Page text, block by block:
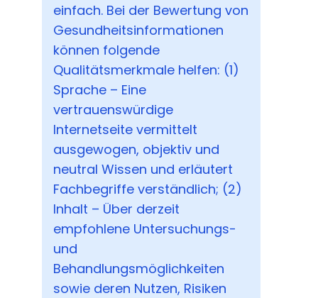
einfach. Bei der Bewertung von
Gesundheitsinformationen
können folgende
Qualitätsmerkmale helfen: (1)
Sprache – Eine
vertrauenswürdige
Internetseite vermittelt
ausgewogen, objektiv und
neutral Wissen und erläutert
Fachbegriffe verständlich; (2)
Inhalt – Über derzeit
empfohlene Untersuchungs-
und
Behandlungsmöglichkeiten
sowie deren Nutzen, Risiken